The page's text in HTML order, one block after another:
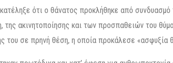
ότι ο θάνατος προκλήθηκε από
της ακινητοποίησης και των προσπαθειών του
του σε πρηνή θέση, η οποία προκάλεσε «ασφυξία